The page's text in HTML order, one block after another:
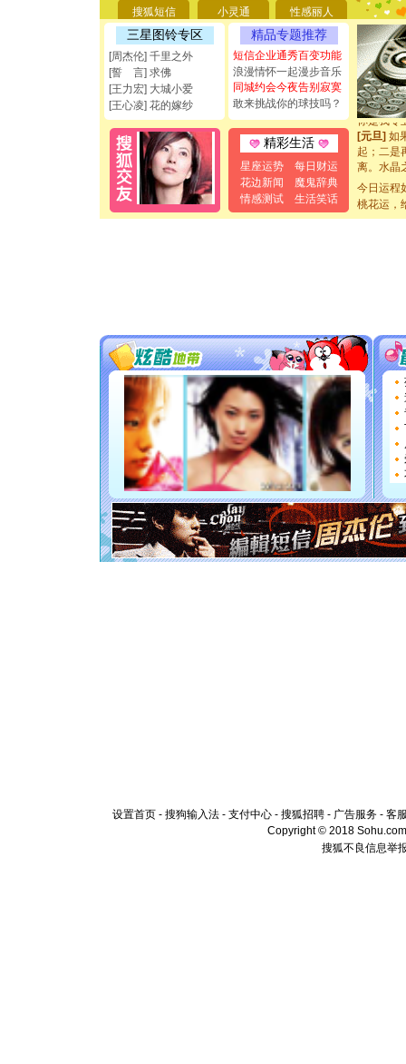
搜狐短信 小灵通 性感丽人
三星图铃专区
[周杰伦] 千里之外
[誓 言] 求佛
[王力宏] 大城小爱
[王心凌] 花的嫁纱
精品专题推荐
短信企业通秀百变功能
浪漫情怀一起漫步音乐
同城约会今夜告别寂寞
敢来挑战你的球技吗？
精彩生活
星座运势
每日财运
花边新闻
魔鬼辞典
情感测试
生活笑话
[圣诞节]
能正大光
都要快乐
[圣诞节]
如意,快
[元旦]看
断电。爱
你是我专
[元旦] 如
起；二是
离。水晶
泣，这痛
卖了。水
要平安！
[圣诞节]
能正大
都要快乐
[圣诞节]
如意,快
[元旦]
看
断电。
你是我
[元旦] 如
起；二是
离。水晶
[元旦]当
泣，这痛
卖了。水
今日运程
桃花运，
设置首页 - 搜狗输入法 - 支付中心 - 搜狐招聘 - 广告服务 - 客
Copyright © 2018
搜狐不良信息举